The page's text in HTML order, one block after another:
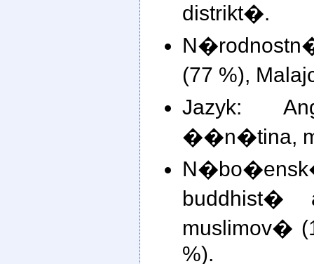
distrikt�.
(77 %),
Jazyk:
��n�tina,
muslimov�
%).